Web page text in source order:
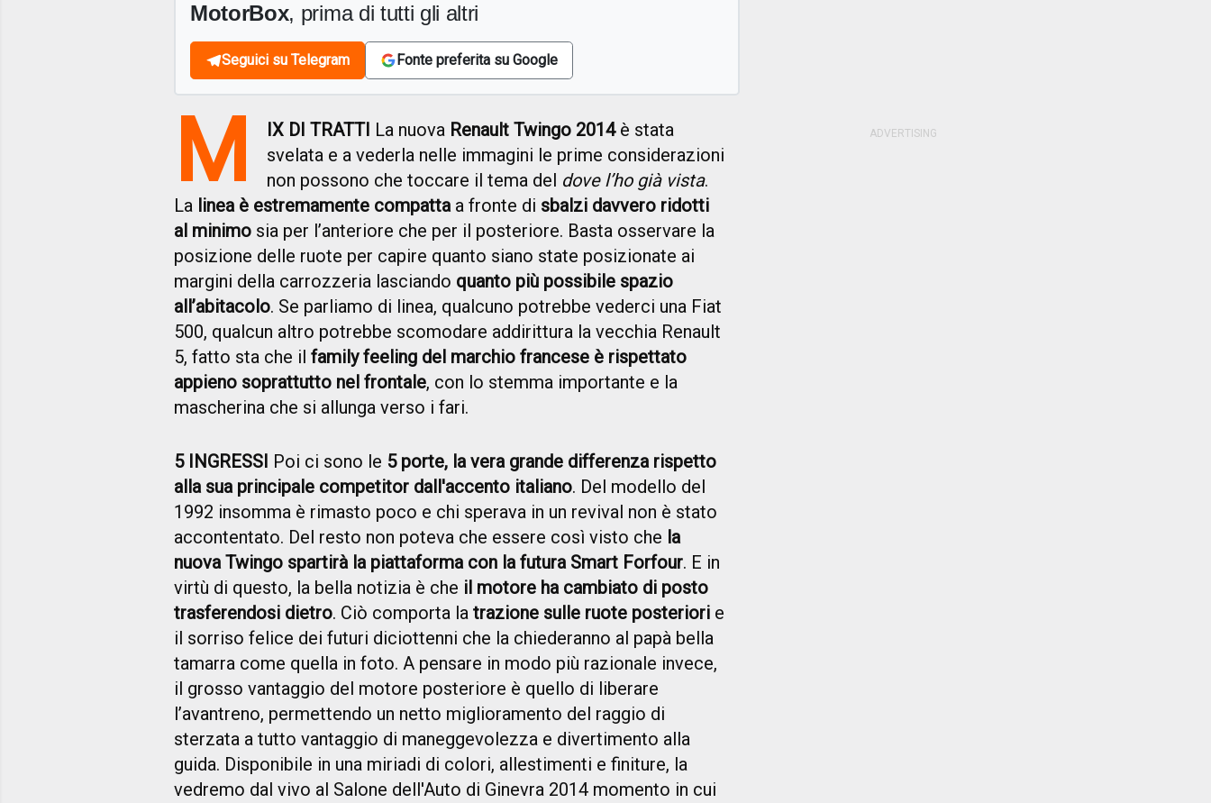
MotorBox, prima di tutti gli altri
Seguici su Telegram Fonte preferita su Google
M IX DI TRATTI La nuova Renault Twingo 2014è stata
svelata e a vederla nelle immagini le prime considerazioni
non possono che toccare il tema del dove l’ho già vista.
La linea è estremamente compattaa fronte di sbalzi davvero ridotti
al minimo sia per l’anteriore che per il posteriore. Basta osservare la
posizione delle ruote per capire quanto siano state posizionate ai
margini della carrozzeria lasciando quanto più possibile spazio
all’abitacolo. Se parliamo di linea, qualcuno potrebbe vederci una Fiat
500, qualcun altro potrebbe scomodare addirittura la vecchia Renault
5, fatto sta che il family feeling del marchio francese è rispettato
appieno soprattutto nel frontale, con lo stemma importante e la
mascherina che si allunga verso i fari.
5 INGRESSI Poi ci sono le 5 porte, la vera grande differenza rispetto
alla sua principale competitor dall'accento italiano. Del modello del
1992 insomma è rimasto poco e chi sperava in un revival non è stato
accontentato. Del resto non poteva che essere così visto che la
nuova Twingo spartirà la piattaforma con la futura Smart Forfour. E in
virtù di questo, la bella notizia è che il motore ha cambiato di posto
trasferendosi dietro. Ciò comporta la trazione sulle ruote posteriori e
il sorriso felice dei futuri diciottenni che la chiederanno al papà bella
tamarra come quella in foto. A pensare in modo più razionale invece,
il grosso vantaggio del motore posteriore è quello di liberare
l’avantreno, permettendo un netto miglioramento del raggio di
sterzata a tutto vantaggio di maneggevolezza e divertimento alla
guida. Disponibile in una miriadi di colori, allestimenti e finiture, la
vedremo dal vivo al Salone dell'Auto di Ginevra 2014 momento in cui